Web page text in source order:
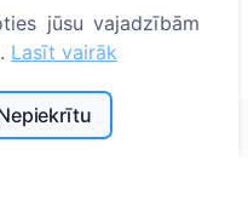
tiesības aizsargātas
noteikumi.
jūsu vajadzībām
Lasīt vairāk